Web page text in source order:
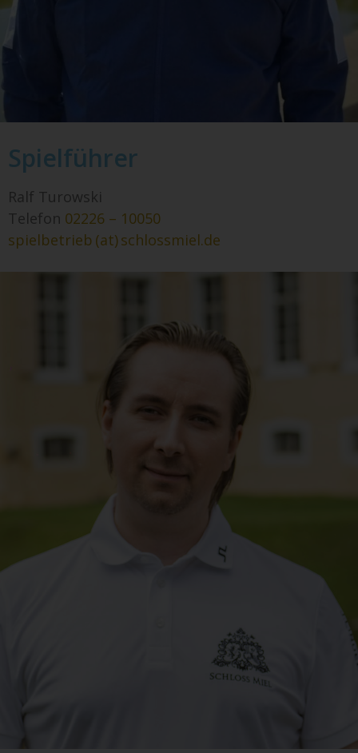
Spielführer
Ralf Turowski
Telefon 02226 – 10050
spielbetrieb (at) schlossmiel.de